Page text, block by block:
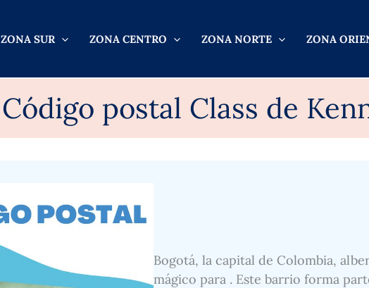
ZONA SUR ZONA CENTRO ZONA NORTE ZONA
Código postal Class de
Bogotá, la capital de Colombia,
mágico para . Este barrio forma